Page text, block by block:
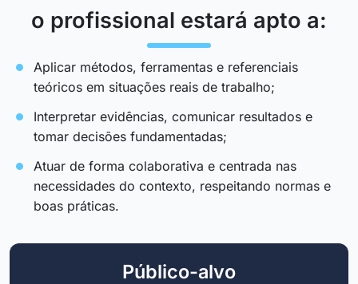
o profissional estará apto a:
Aplicar métodos, ferramentas e referenciais
teóricos em situações reais de trabalho;
Interpretar evidências, comunicar resultados e
tomar decisões fundamentadas;
Atuar de forma colaborativa e centrada nas
necessidades do contexto, respeitando normas e
boas práticas.
Público-alvo